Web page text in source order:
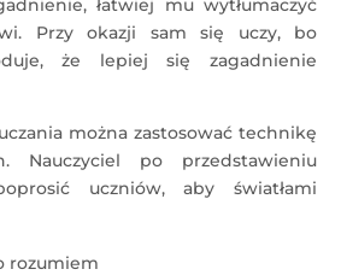
łatwiej mu wytłumaczyć
Przy okazji sam się uczy, bo
że lepiej się zagadnienie
można zastosować technikę
Nauczyciel po przedstawieniu
uczniów, aby światłami
rozumiem